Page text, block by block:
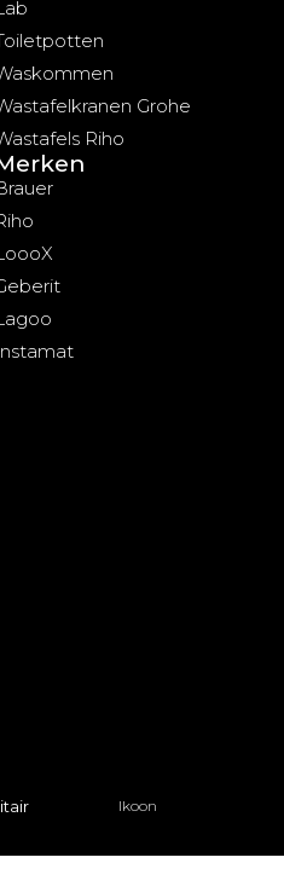
Grohe
Riho
Ikoon